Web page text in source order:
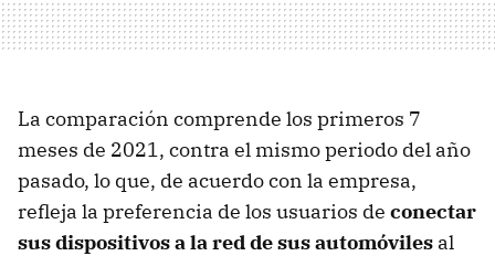
La comparación comprende los primeros 7
meses de 2021, contra el mismo periodo del año
pasado, lo que, de acuerdo con la empresa,
refleja la preferencia de los usuarios de conectar
sus dispositivos a la red de sus automóviles al